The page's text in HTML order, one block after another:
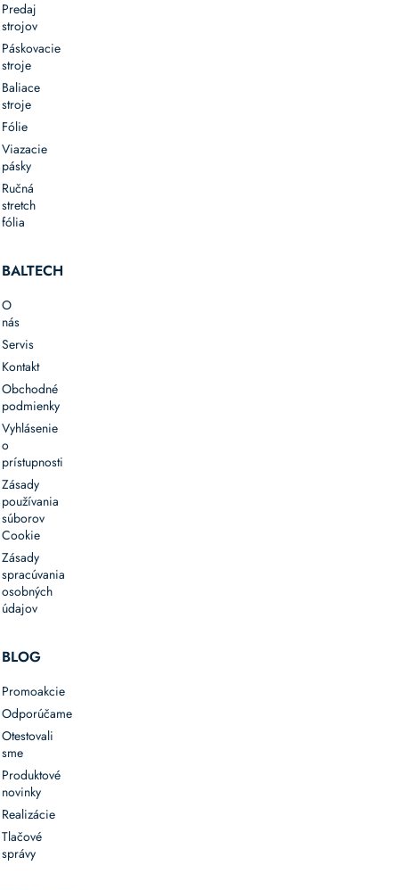
Predaj
strojov
Páskovacie
stroje
Baliace
stroje
Fólie
Viazacie
pásky
Ručná
stretch
fólia
BALTECH
O
nás
Servis
Kontakt
Obchodné
podmienky
Vyhlásenie
o
prístupnosti
Zásady
používania
súborov
Cookie
Zásady
spracúvania
osobných
údajov
BLOG
Promoakcie
Odporúčame
Otestovali
sme
Produktové
novinky
Realizácie
Tlačové
správy